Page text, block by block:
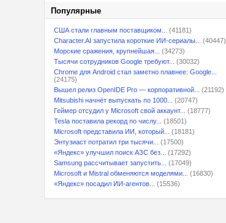
Популярные
США стали главным поставщиком...
(41181)
Character.AI запустила короткие ИИ-сериалы...
(40447)
Морские сражения, крупнейшая...
(34273)
Тысячи сотрудников Google требуют...
(30032)
Chrome для Android стал заметно плавнее: Google...
(24175)
Вышел релиз OpenIDE Pro — корпоративной...
(21192)
Mitsubishi начнёт выпускать по 1000...
(20747)
Геймер отсудил у Microsoft свой аккаунт...
(18777)
Tesla поставила рекорд по числу...
(18501)
Microsoft представила ИИ, который...
(18181)
Энтузиаст потратил три тысячи...
(17500)
«Яндекс» улучшил поиск АЗС без...
(17292)
Samsung рассчитывает запустить...
(17049)
Microsoft и Mistral обменяются моделями...
(16830)
«Яндекс» посадил ИИ-агентов...
(15536)